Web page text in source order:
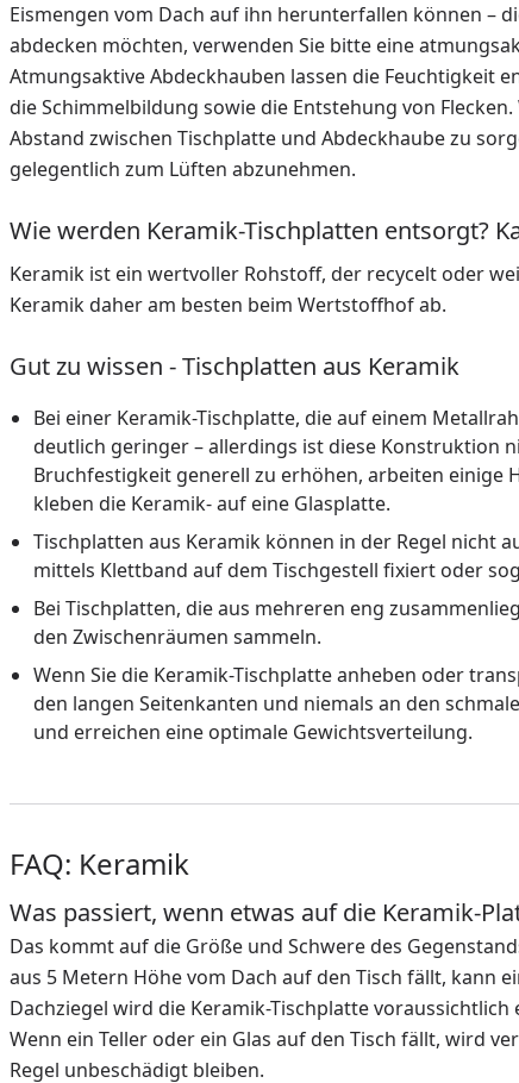
Eismengen vom Dach auf ihn herunterfallen können –
abdecken möchten, verwenden Sie bitte eine
Atmungsaktive Abdeckhauben lassen die Feuchtigkeit
die Schimmelbildung sowie die Entstehung von
Abstand zwischen Tischplatte und Abdeckhaube zu
gelegentlich zum Lüften abzunehmen.
Wie werden Keramik-Tischplatten entsorgt?
Keramik ist ein wertvoller Rohstoff, der recycelt oder
Keramik daher am besten beim Wertstoffhof ab.
Gut zu wissen - Tischplatten aus Keramik
Bei einer Keramik-Tischplatte, die auf einem
deutlich geringer – allerdings ist diese Konstruktion
Bruchfestigkeit generell zu erhöhen, arbeiten einige
kleben die Keramik- auf eine Glasplatte.
Tischplatten aus Keramik können in der Regel nicht
mittels Klettband auf dem Tischgestell fixiert oder
Bei Tischplatten, die aus mehreren eng
den Zwischenräumen sammeln.
Wenn Sie die Keramik-Tischplatte anheben oder
den langen Seitenkanten und niemals an den
und erreichen eine optimale Gewichtsverteilung.
FAQ: Keramik
Was passiert, wenn etwas auf die Keramik-
Das kommt auf die Größe und Schwere des
aus 5 Metern Höhe vom Dach auf den Tisch fällt, kann
Dachziegel wird die Keramik-Tischplatte
Wenn ein Teller oder ein Glas auf den Tisch fällt, wird
Regel unbeschädigt bleiben.